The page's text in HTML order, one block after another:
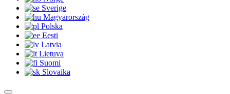
Sverige
Magyarország
Polska
Eesti
Latvia
Lietuva
Suomi
Slovaika